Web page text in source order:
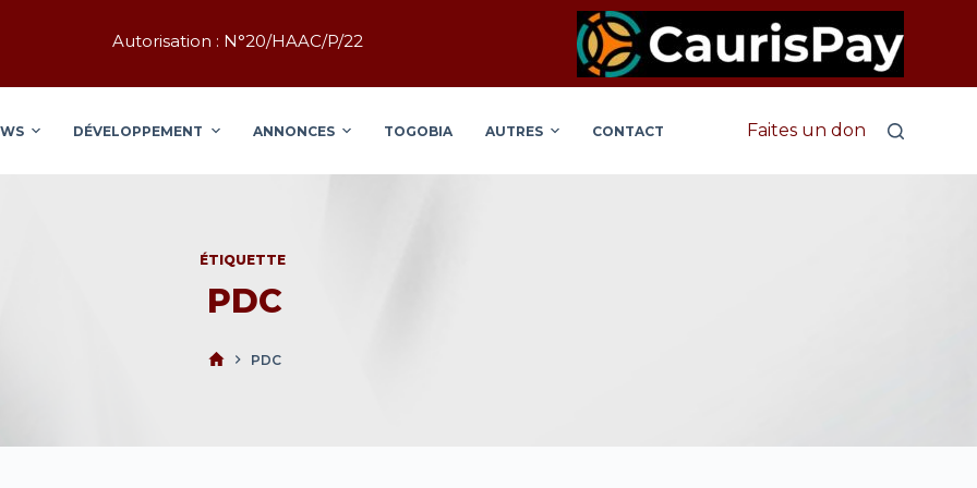
Autorisation : N°20/HAAC/P/22
DÉVELOPPEMENT ANNONCES TOGOBIA AUTRES CONTACT Faites un don
ÉTIQUETTE
PDC
PDC